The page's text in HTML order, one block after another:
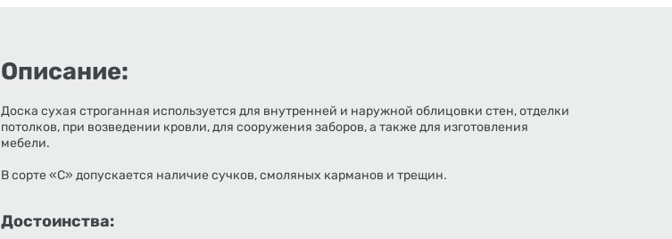
Описание:
Доска сухая строганная используется для внутренней и наружной облицовки стен, отделки
потолков, при возведении кровли, для сооружения заборов, а также для изготовления
мебели.
В сорте «С» допускается наличие сучков, смоляных карманов и трещин.
Достоинства: